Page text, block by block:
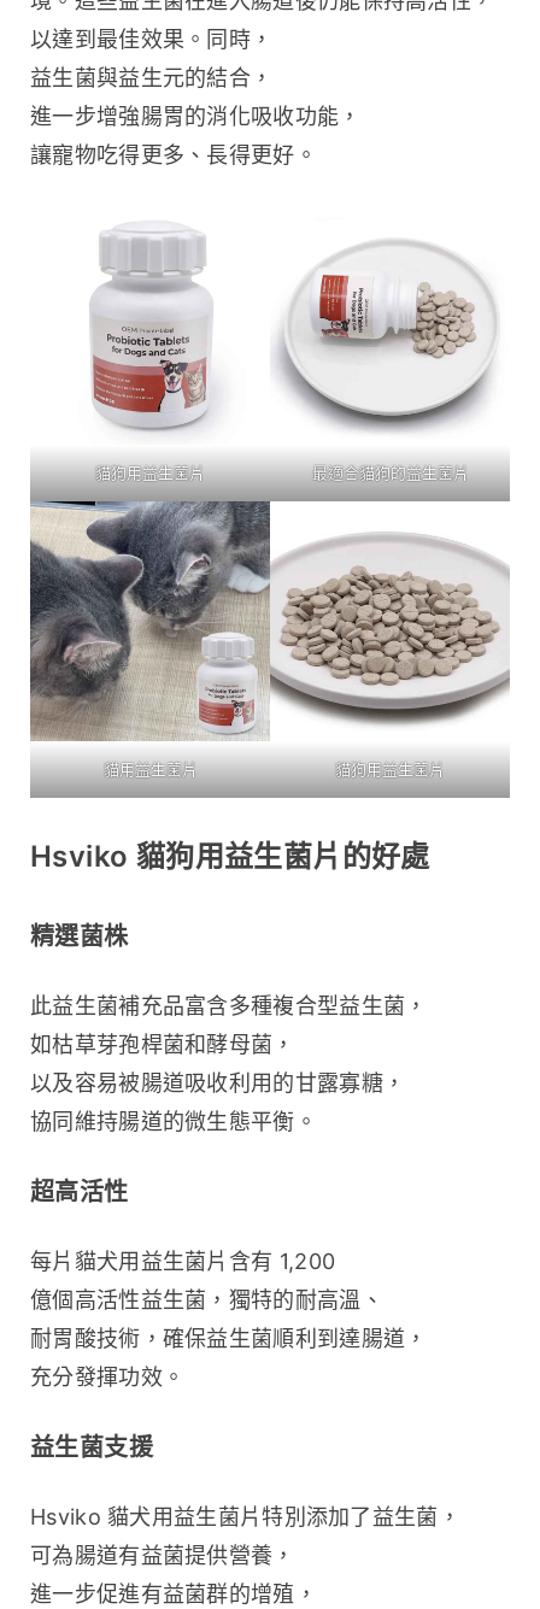
以達到最佳效果。同時，
益生菌與益生元的結合，
進一步增強腸胃的消化吸收功能，
讓寵物吃得更多、長得更好。
貓狗用益生菌片 最適合貓狗的益生菌片
貓用益生菌片 貓狗用益生菌片
Hsviko 貓狗用益生菌片的好處
精選菌株
此益生菌補充品富含多種複合型益生菌，
如枯草芽孢桿菌和酵母菌，
以及容易被腸道吸收利用的甘露寡糖，
協同維持腸道的微生態平衡。
超高活性
每片貓犬用益生菌片含有 1,200
億個高活性益生菌，獨特的耐高溫、
耐胃酸技術，確保益生菌順利到達腸道，
充分發揮功效。
益生菌支援
Hsviko 貓犬用益生菌片特別添加了益生菌，
可為腸道有益菌提供營養，
進一步促進有益菌群的增殖，